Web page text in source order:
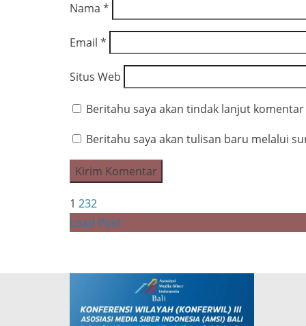
Nama *
Email *
Situs Web
Beritahu saya akan tindak lanjut
Beritahu saya akan tulisan baru melalui
1 232
Load Post